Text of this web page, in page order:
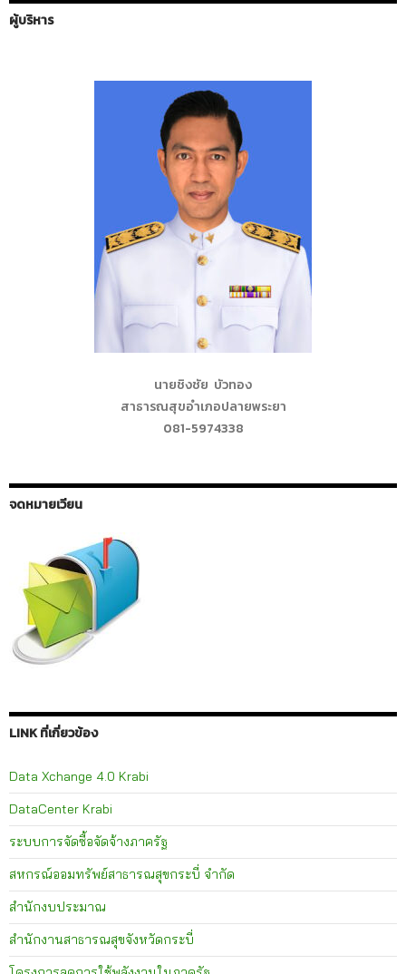
ผู้บริหาร
นายชิงชัย บัวทอง
สาธารณสุขอำเภอปลายพระยา
081-5974338
จดหมายเวียน
LINK ที่เกี่ยวข้อง
Data Xchange 4.0 Krabi
DataCenter Krabi
ระบบการจัดซื้อจัดจ้างภาครัฐ
สหกรณ์ออมทรัพย์สาธารณสุขกระบี่ จำกัด
สำนักงบประมาณ
สำนักงานสาธารณสุขจังหวัดกระบี่